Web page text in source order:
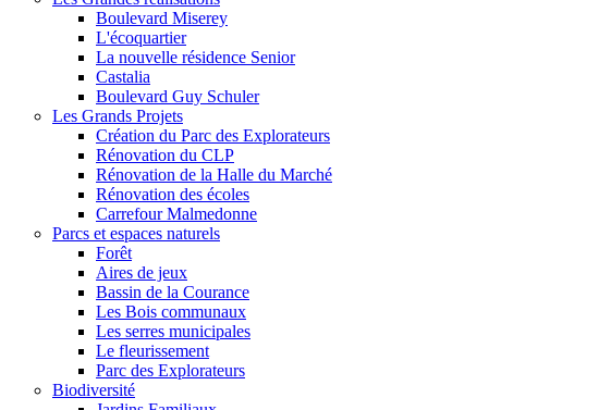
Boulevard Miserey
L'écoquartier
La nouvelle résidence Senior
Castalia
Boulevard Guy Schuler
Les Grands Projets
Création du Parc des Explorateurs
Rénovation du CLP
Rénovation de la Halle du Marché
Rénovation des écoles
Carrefour Malmedonne
Parcs et espaces naturels
Forêt
Aires de jeux
Bassin de la Courance
Les Bois communaux
Les serres municipales
Le fleurissement
Parc des Explorateurs
Biodiversité